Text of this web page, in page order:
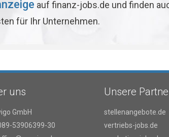
auf finanz-jobs.de und finden
für Ihr Unternehmen.
uns
GmbH
53906399-30
Unsere
stellenangebote.de
vertriebs-jobs.de